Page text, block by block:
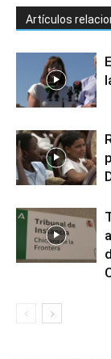
Artículos